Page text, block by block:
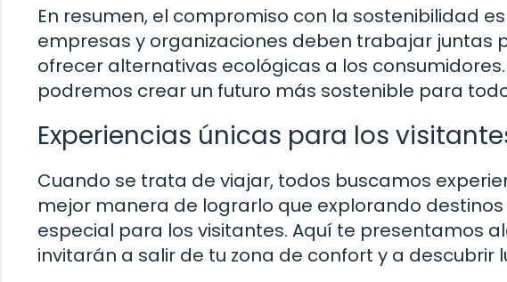
En resumen, el compromiso con la sostenibilidad
empresas y organizaciones deben trabajar
ofrecer alternativas ecológicas a los
podremos crear un futuro más sostenible para
Experiencias únicas para los
Cuando se trata de viajar, todos buscamos
mejor manera de lograrlo que explorando
especial para los visitantes. Aquí te presentamos
invitarán a salir de tu zona de confort y a descubrir